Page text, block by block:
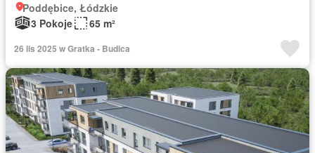
Poddębice, Łódzkie
3 Pokoje
65 m²
26 lis 2025 w Gratka - Budica